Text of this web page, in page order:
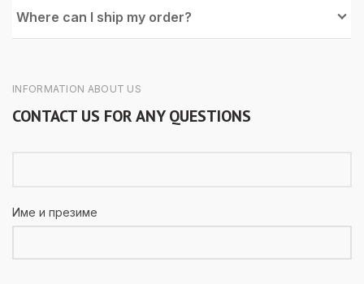
Where can I ship my order?
INFORMATION ABOUT US
CONTACT US FOR ANY QUESTIONS
Име и презиме